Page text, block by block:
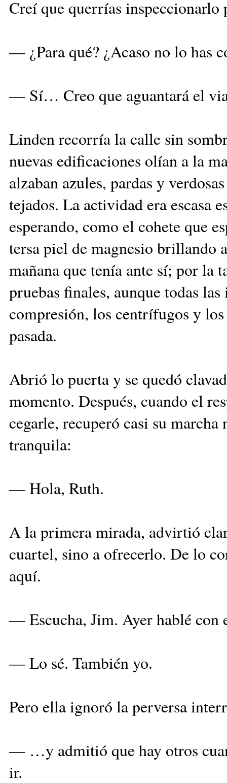
Creí que querrías inspeccionarlo
— ¿Para qué? ¿Acaso no lo has
— Sí… Creo que aguantará el
Linden recorría la calle sin
nuevas edificaciones olían a la
alzaban azules, pardas y
tejados. La actividad era escasa
esperando, como el cohete que
tersa piel de magnesio brillando
mañana que tenía ante sí; por la
pruebas finales, aunque todas
compresión, los centrífugos y
pasada.
Abrió lo puerta y se quedó
momento. Después, cuando el
cegarle, recuperó casi su
tranquila:
— Hola, Ruth.
A la primera mirada, advirtió
cuartel, sino a ofrecerlo. De lo
aquí.
— Escucha, Jim. Ayer hablé con
— Lo sé. También yo.
Pero ella ignoró la perversa
— …y admitió que hay otros
ir.